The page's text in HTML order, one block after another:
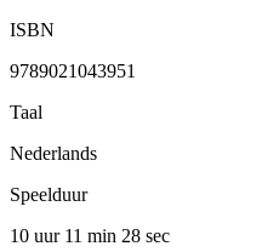
ISBN
9789021043951
Taal
Nederlands
Speelduur
10 uur 11 min 28 sec